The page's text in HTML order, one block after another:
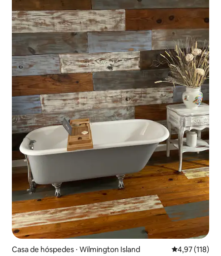
Casa de hóspedes ⋅ Wilmington Island 4,97 de uma
4,97 (118)